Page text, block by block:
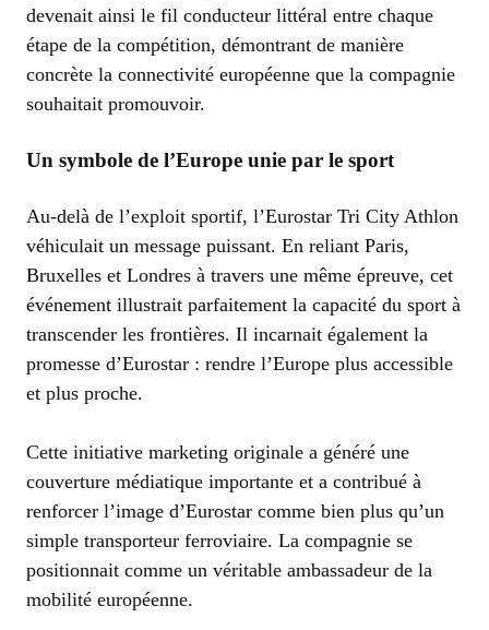
devenait ainsi le fil conducteur littéral entre chaque
étape de la compétition, démontrant de manière
concrète la connectivité européenne que la compagnie
souhaitait promouvoir.
Un symbole de l’Europe unie par le sport
Au-delà de l’exploit sportif, l’Eurostar Tri City Athlon
véhiculait un message puissant. En reliant Paris,
Bruxelles et Londres à travers une même épreuve, cet
événement illustrait parfaitement la capacité du sport à
transcender les frontières. Il incarnait également la
promesse d’Eurostar : rendre l’Europe plus accessible
et plus proche.
Cette initiative marketing originale a généré une
couverture médiatique importante et a contribué à
renforcer l’image d’Eurostar comme bien plus qu’un
simple transporteur ferroviaire. La compagnie se
positionnait comme un véritable ambassadeur de la
mobilité européenne.